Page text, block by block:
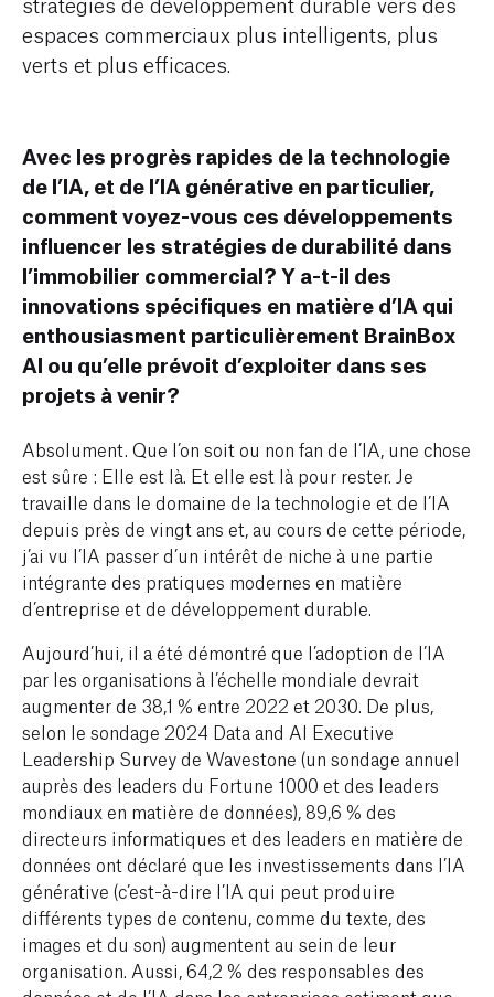
espaces commerciaux plus intelligents, plus
verts et plus efficaces.
Avec les progrès rapides de la technologie
de l’IA, et de l’IA générative en particulier,
comment voyez-vous ces développements
influencer les stratégies de durabilité dans
l’immobilier commercial? Y a-t-il des
innovations spécifiques en matière d’IA qui
enthousiasment particulièrement BrainBox
AI ou qu’elle prévoit d’exploiter dans ses
projets à venir?
Absolument. Que l’on soit ou non fan de l’IA, une chose
est sûre : Elle est là. Et elle est là pour rester. Je
travaille dans le domaine de la technologie et de l’IA
depuis près de vingt ans et, au cours de cette période,
j’ai vu l’IA passer d’un intérêt de niche à une partie
intégrante des pratiques modernes en matière
d’entreprise et de développement durable.
Aujourd’hui, il a été démontré que l’adoption de l’IA
par les organisations à l’échelle mondiale devrait
augmenter de 38,1 % entre 2022 et 2030. De plus,
selon le sondage 2024 Data and AI Executive
Leadership Survey de Wavestone (un sondage annuel
auprès des leaders du Fortune 1000 et des leaders
mondiaux en matière de données), 89,6 % des
directeurs informatiques et des leaders en matière de
données ont déclaré que les investissements dans l’IA
générative (c’est-à-dire l’IA qui peut produire
différents types de contenu, comme du texte, des
images et du son) augmentent au sein de leur
organisation. Aussi, 64,2 % des responsables des